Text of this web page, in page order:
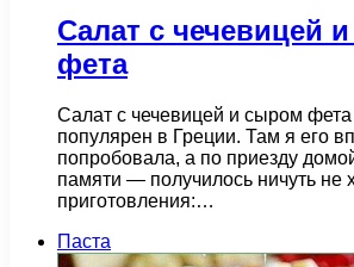
Салат с чечевицей
фета
Салат с чечевицей и сыром
популярен в Греции. Там я его
попробовала, а по приезду
памяти — получилось ничуть не
приготовления:…
Паста